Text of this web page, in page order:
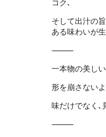
コク､
そして出汁の
ある味わいが
⸻
一本物の美し
形を崩さない
味だけでなく､
⸻